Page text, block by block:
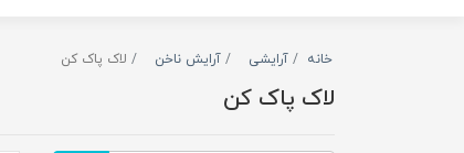
خانه آرایشی آرایش ناخن لاک پاک کن
لاک پاک کن